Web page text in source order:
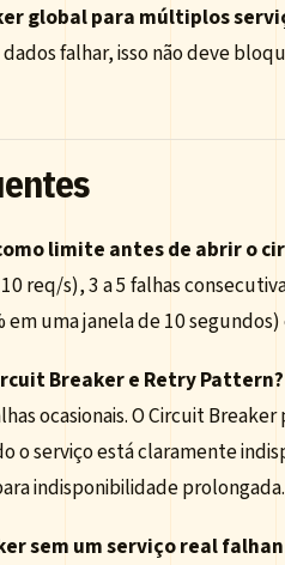
global para múltiplos
falhar, isso não deve
limite antes de abrir o
req/s), 3 a 5 falhas
uma janela de 10
Breaker e Retry Pattern?
ocasionais. O Circuit
serviço está claramente
indisponibilidade prolongada.
sem um serviço real